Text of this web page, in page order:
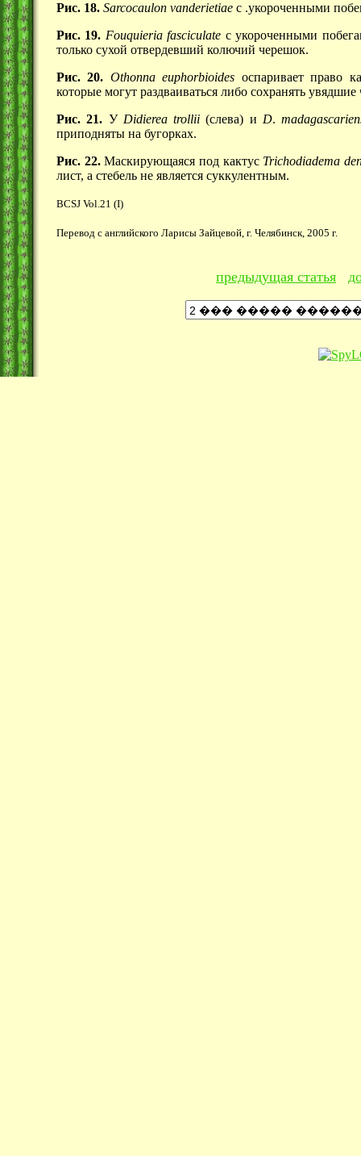
Рис. 18. Sarcocaulon vanderietiae с .укороченными
Рис. 19. Fouquieria fasciculate с укороченными
только сухой отвердевший колючий черешок.
Рис. 20. Othonna euphorbioides оспаривает право
которые могут раздваиваться либо сохранять увядшие
Рис. 21. У Didierea trollii (слева) иD.
приподняты на бугорках.
Рис. 22.Маскирующаяся под кактус Trichodiadema
лист, а стебель не является суккулентным.
BCSJ Vol.21 (I)
Перевод с английского Ларисы Зайцевой, г. Челябинск, 2005 г.
предыдущая статья